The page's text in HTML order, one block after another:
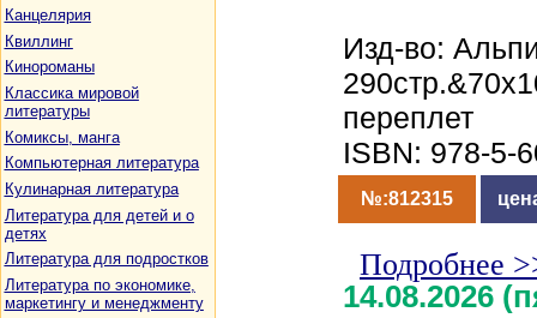
Канцелярия
Квиллинг
Кинороманы
Классика мировой
литературы
Комиксы, манга
Компьютерная литература
Кулинарная литература
Литература для детей и о
детях
Литература для подростков
Литература по экономике,
маркетингу и менеджменту
Изд-во:
переплет
ISBN: 978-5-
№:812315
Подробнее
14.08.2026